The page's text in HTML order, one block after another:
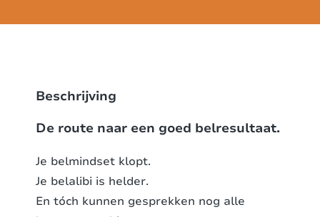
hebt doorlopen kunt afvinken.
Beschrijving
De route naar een goed belresultaat.
Je belmindset klopt.
Je belalibi is helder.
En tóch kunnen gesprekken nog alle